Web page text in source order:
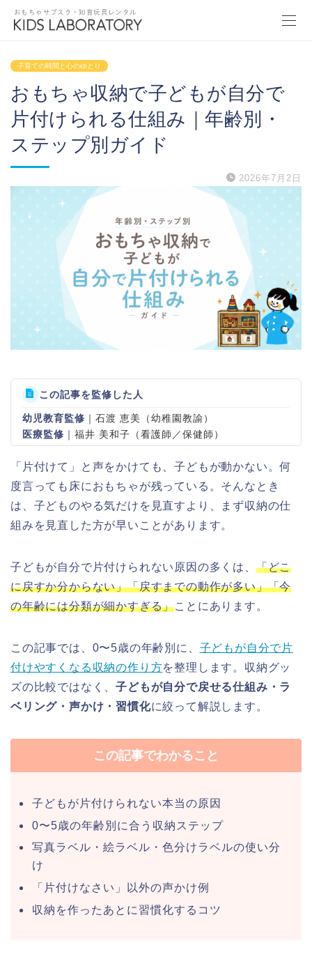
おもちゃサブスク・知育玩具レンタル
子育ての時間と心のゆとり
おもちゃ収納で子どもが自分で
片付けられる仕組み｜年齢別・
ステップ別ガイド
2026年7月2日
この記事を監修した人
幼児教育監修 ｜石渡 恵美（幼稚園教諭）
医療監修 ｜福井 美和子（看護師／保健師）
「片付けて」と声をかけても、子どもが動かない。何
度言っても床におもちゃが残っている。そんなとき
は、子どものやる気だけを見直すより、まず収納の仕
組みを見直した方が早いことがあります。
子どもが自分で片付けられない原因の多くは、 「どこ
に戻すか分からない」「戻すまでの動作が多い」「今
の年齢には分類が細かすぎる」ことにあります。
この記事では、0〜5歳の年齢別に、 子どもが自分で片
付けやすくなる収納の作り方を整理します。収納グッ
ズの比較ではなく、子どもが自分で戻せる仕組み・ラ
ベリング・声かけ・習慣化に絞って解説します。
この記事でわかること
子どもが片付けられない本当の原因
0〜5歳の年齢別に合う収納ステップ
写真ラベル・絵ラベル・色分けラベルの使い分
け
「片付けなさい」以外の声かけ例
収納を作ったあとに習慣化するコツ